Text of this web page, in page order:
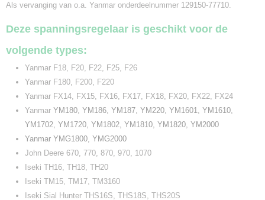
Als vervanging van o.a. Yanmar onderdeelnummer 129150-77710.
Deze spanningsregelaar is geschikt voor de
volgende types:
Yanmar F18, F20, F22, F25, F26
Yanmar F180, F200, F220
Yanmar FX14, FX15, FX16, FX17, FX18, FX20, FX22, FX24
Yanmar YM180, YM186, YM187, YM220, YM1601, YM1610,
YM1702, YM1720, YM1802, YM1810, YM1820, YM2000
Yanmar YMG1800, YMG2000
John Deere 670, 770, 870, 970, 1070
Iseki TH16, TH18, TH20
Iseki TM15, TM17, TM3160
Iseki Sial Hunter THS16S, THS18S, THS20S